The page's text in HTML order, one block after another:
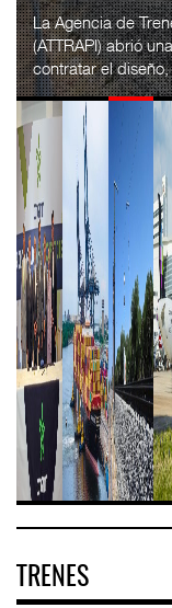
La Agencia de
(ATTRAPI) abrió
contratar el
TRENES